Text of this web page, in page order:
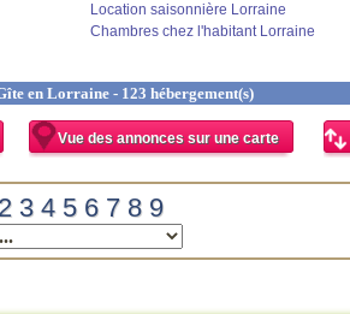
Location saisonnière Lorraine
Chambres chez l'habitant Lorraine
en Lorraine - 123 hébergement(s)
Vue des annonces sur une carte
2 3 4 5 6 7 8 9